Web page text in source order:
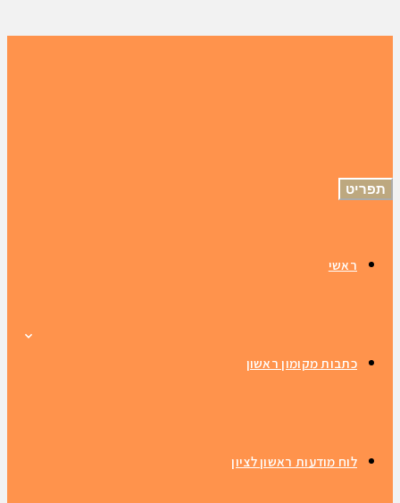
תפריט
ראשי
כתבות מקומון ראשון
לוח מודעות ראשון לציון